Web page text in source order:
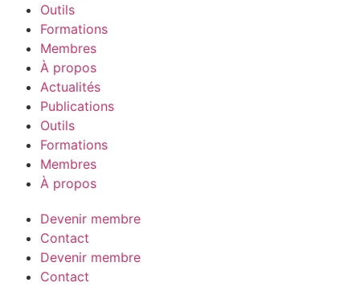
Outils
Formations
Membres
À propos
Actualités
Publications
Outils
Formations
Membres
À propos
Devenir membre
Contact
Devenir membre
Contact